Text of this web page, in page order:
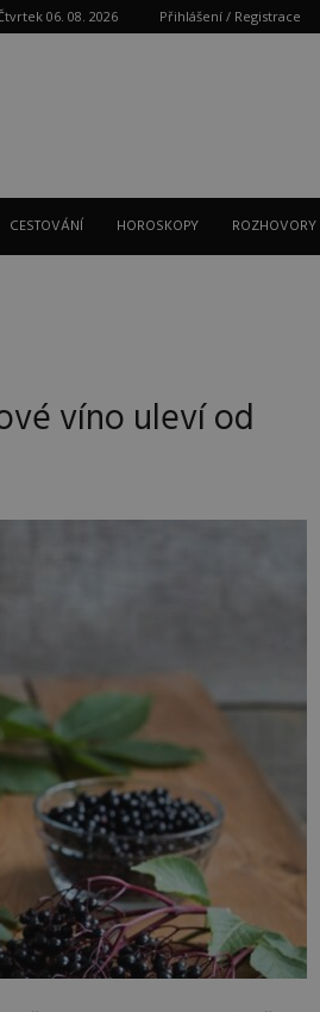
06. 08. 2026 Přihlášení / Registrace
CESTOVÁNÍ HOROSKOPY ROZHOVORY
víno uleví od